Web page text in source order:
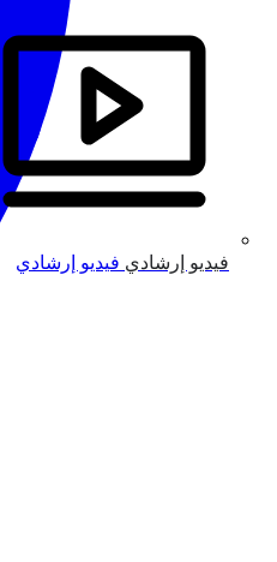
فيديو إرشادي فيديو إرشادي